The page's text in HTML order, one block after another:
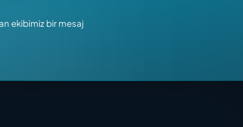
ekibimiz bir mesaj